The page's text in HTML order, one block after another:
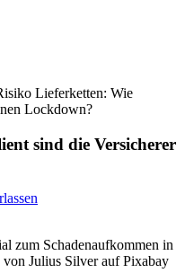
Lieferketten: Wie
Lockdown?
sind die Versicherer
zum Schadenaufkommen in
Julius Silver auf Pixabay